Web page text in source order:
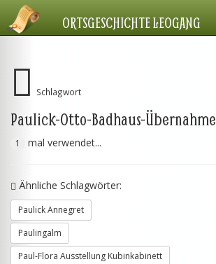
ORTSGESCHICHTE LEOGANG
Schlagwort
Paulick-Otto-Badhaus-Übernahme
1 mal verwendet...
Ähnliche Schlagwörter:
Paulick Annegret
Paulingalm
Paul-Flora Ausstellung Kubinkabinett